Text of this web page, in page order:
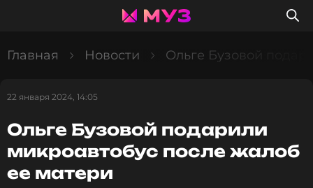
Главная Новости Ольге Бузовой
22 января 2024, 14:05
Ольге Бузовой подарили
микроавтобус после жалоб
ее матери